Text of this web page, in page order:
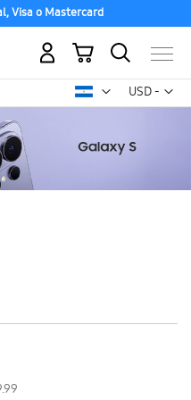
Visa o Mastercard
USD -
dólar
Mi carrito